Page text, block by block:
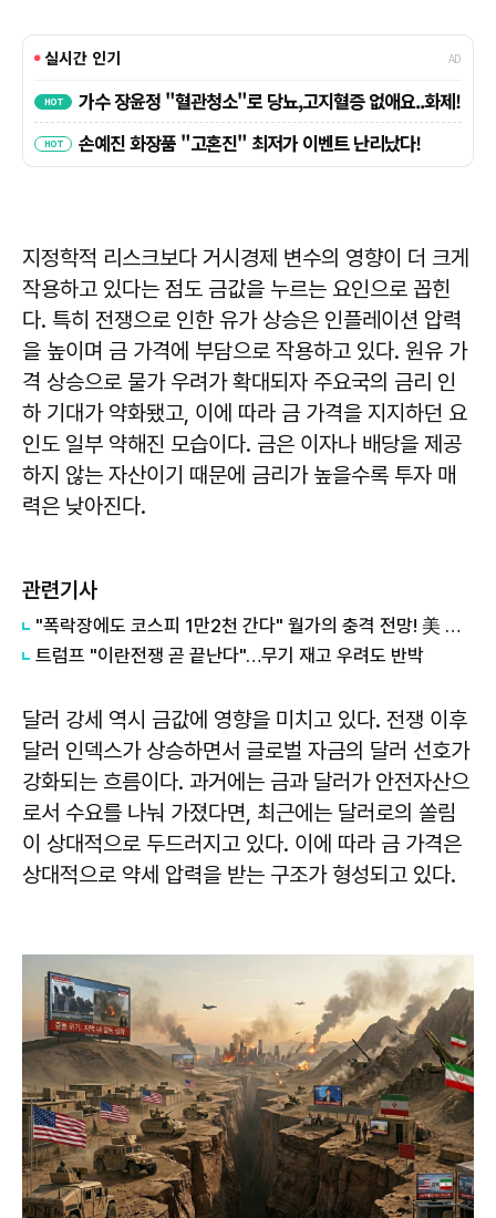
지정학적 리스크보다 거시경제 변수의 영향이 더 크게
작용하고 있다는 점도 금값을 누르는 요인으로 꼽힌
다. 특히 전쟁으로 인한 유가 상승은 인플레이션 압력
을 높이며 금 가격에 부담으로 작용하고 있다. 원유 가
격 상승으로 물가 우려가 확대되자 주요국의 금리 인
하 기대가 약화됐고, 이에 따라 금 가격을 지지하던 요
인도 일부 약해진 모습이다. 금은 이자나 배당을 제공
하지 않는 자산이기 때문에 금리가 높을수록 투자 매
력은 낮아진다.
관련기사
"폭락장에도 코스피 1만2천 간다" 월가의 충격 전망! 美 반도체 15% 관세 폭탄·7조 빚 경기도 세수 전쟁까지
트럼프 "이란전쟁 곧 끝난다"…무기 재고 우려도 반박
달러 강세 역시 금값에 영향을 미치고 있다. 전쟁 이후
달러 인덱스가 상승하면서 글로벌 자금의 달러 선호가
강화되는 흐름이다. 과거에는 금과 달러가 안전자산으
로서 수요를 나눠 가졌다면, 최근에는 달러로의 쏠림
이 상대적으로 두드러지고 있다. 이에 따라 금 가격은
상대적으로 약세 압력을 받는 구조가 형성되고 있다.